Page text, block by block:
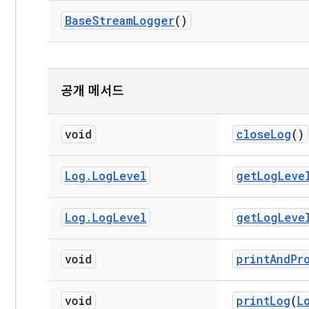
BaseStreamLogger()
공개 메서드
void closeLog()
Log . LogLevel getLog
Log . LogLevel getLog
void printAnd
void printLog(